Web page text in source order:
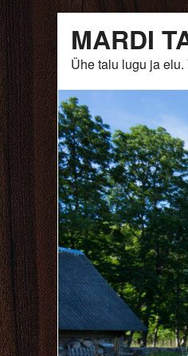
content
MARDI
Ühe talu lugu ja